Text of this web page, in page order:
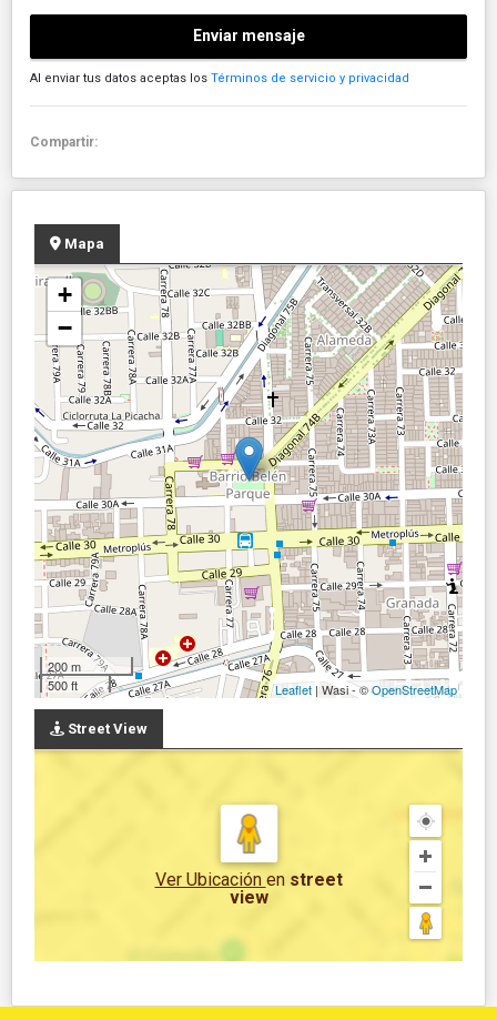
Enviar mensaje
Al enviar tus datos aceptas los Términos de servicio y privacidad
Compartir:
Mapa
+
−
200 m
500 ft
Leaflet | Wasi - ©OpenStreetMap
Street View
Ver Ubicación en street
view